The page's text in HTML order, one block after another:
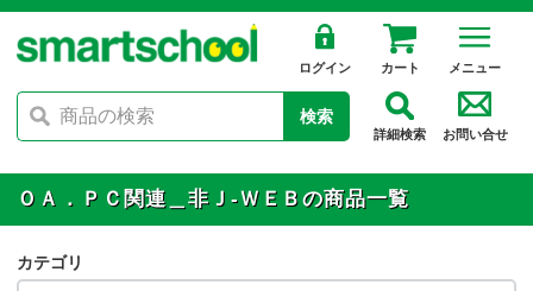
ログイン カート メニュー
検索
詳細検索 お問い合せ
ＯＡ．ＰＣ関連＿非Ｊ-ＷＥＢの商品一覧
カテゴリ